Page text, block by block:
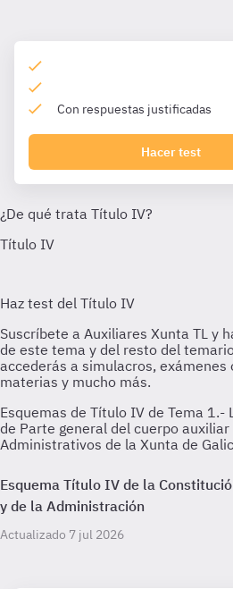
Con respuestas justificadas
Hacer test
Esquemas de Título IV de Tema 1.-
de Parte general del cuerpo auxiliar
Administrativos de la Xunta de
Esquema Título IV de la
y de la Administración
Actualizado 7 jul 2026